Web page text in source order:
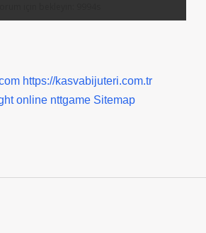
https://kasvabijuteri.com.tr
online nttgame Sitemap